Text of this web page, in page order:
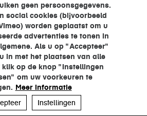
geen persoonsgegevens.
social cookies (bijvoorbeeld
worden geplaatst om u
advertenties te tonen in
Als u op "Accepteer"
in met het plaatsen van alle
klik op de knop "Instellingen
om uw voorkeuren te
Meer informatie
Instellingen